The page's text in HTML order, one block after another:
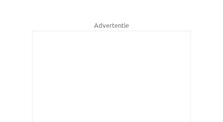
Advertentie